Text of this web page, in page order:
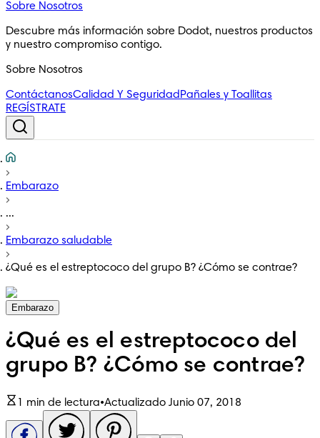
Sobre Nosotros
Descubre más información sobre Dodot, nuestros productos
y nuestro compromiso contigo.
Sobre Nosotros
ContáctanosCalidad Y Seguridad Pañales y Toallitas
REGÍSTRATE
Embarazo
...
Embarazo saludable
¿Qué es el estreptococo del grupo B? ¿Cómo se contrae?
Embarazo
¿Qué es el estreptococo del
grupo B? ¿Cómo se contrae?
1 min de lectura•Actualizado Junio 07, 2018